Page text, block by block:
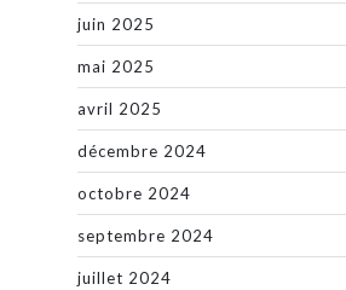
juin 2025
mai 2025
avril 2025
décembre 2024
octobre 2024
septembre 2024
juillet 2024